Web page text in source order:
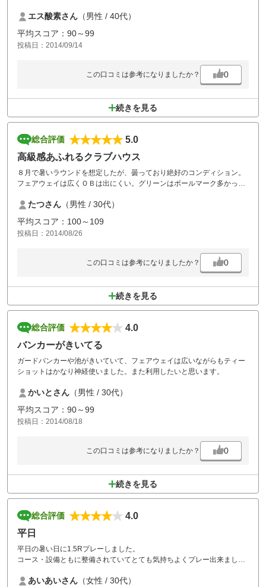
エス酸素さん （男性 / 40代）
平均スコア：90～99
投稿日：2014/09/14
この口コミは参考になりましたか？ 0
続きを見る
総合評価
5.0
高級感あふれるクラブハウス
８月で暑いラウンドを想定したが、曇っており絶好のコンディション。
フェアウェイは広くＯＢは出にくい。グリーンはボールマーク多かった
ゴルフ場に出会いました。機会があればまた行きたい。
たつさん （男性 / 30代）
平均スコア：100～109
投稿日：2014/08/26
この口コミは参考になりましたか？ 0
続きを見る
総合評価
4.0
バンカーがきいてる
ガードバンカーや池がきいていて、フェアウェイは広いながらもティー
ショットはかなり神経使いました。また利用したいと思います。
かいとさん （男性 / 30代）
平均スコア：90～99
投稿日：2014/08/18
この口コミは参考になりましたか？ 0
続きを見る
総合評価
4.0
平日
平日の暑い日に1.5Rプレーしました。
コース・設備ともに整備されていてとても気持ちよくプレー出来まし
また、スタッフさんも親切で良いゴルフ場だと思います。女性設備も綺
あいあいさん （女性 / 30代）